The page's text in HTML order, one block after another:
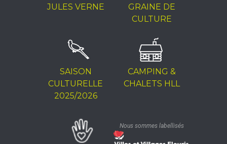
JULES VERNE
GRAINE DE
CULTURE
SAISON
CULTURELLE
2025/2026
CAMPING &
CHALETS HLL
Nous sommes labellisés